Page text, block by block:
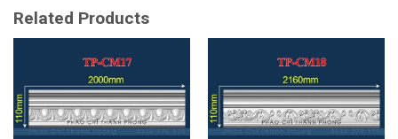
Related Products